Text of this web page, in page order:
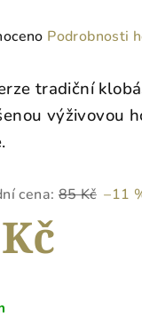
Podrobnosti
tradiční
výživovou
cena: 85 Kč –11